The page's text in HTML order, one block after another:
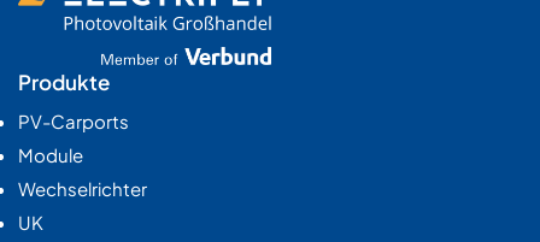
Produkte
PV-Carports
Module
Wechselrichter
UK